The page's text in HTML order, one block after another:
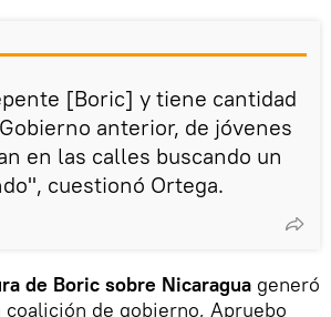
[Boric] y tiene cantidad
anterior, de jóvenes
en las calles buscando un
cuestionó Ortega.
de Boric sobre Nicaragua generó
de gobierno, Apruebo